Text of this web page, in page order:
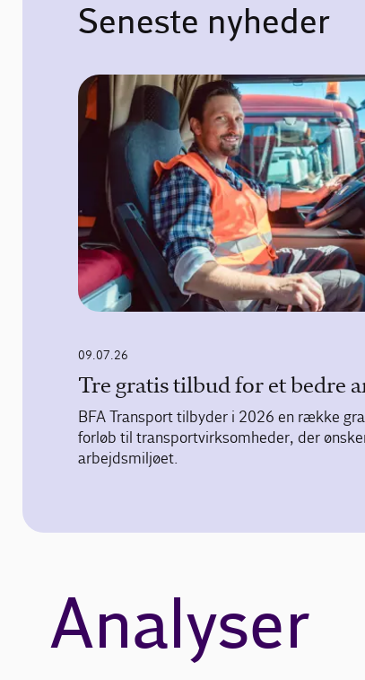
Seneste nyheder
09.07.26
Tre gratis tilbud for et bedre
BFA Transport tilbyder i 2026 en række
forløb til transportvirksomheder, der
arbejdsmiljøet.
Analyser